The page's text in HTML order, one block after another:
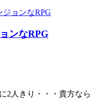
ンなRPG
2人きり・・・貴方なら